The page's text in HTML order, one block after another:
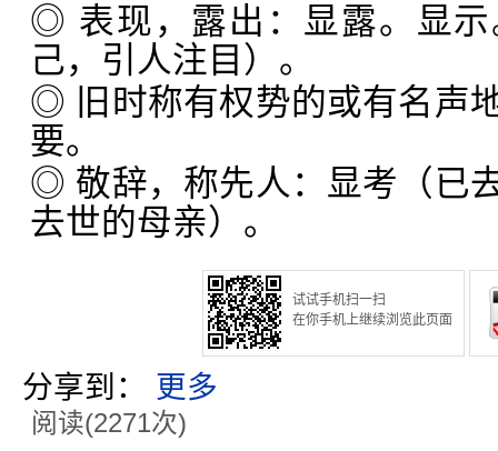
◎ 表现，露出：显露。显
己，引人注目）。
◎ 旧时称有权势的或有名声
要。
◎ 敬辞，称先人：显考（已
去世的母亲）。
试试手机扫一扫
在你手机上继续浏览此页面
分享到： 更多
阅读(2271次)